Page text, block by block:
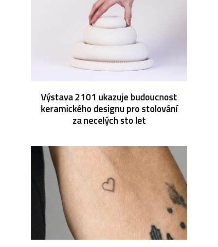
Výstava 2101 ukazuje budoucnost
keramického designu pro stolování
za necelých sto let